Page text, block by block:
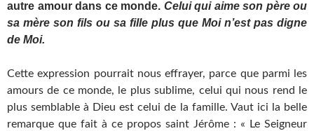
autre amour dans ce monde. Celui qui aime son père ou
sa mère son fils ou sa fille plus que Moi n’est pas digne
de Moi.
Cette expression pourrait nous effrayer, parce que parmi les
amours de ce monde, le plus sublime, celui qui nous rend le
plus semblable à Dieu est celui de la famille. Vaut ici la belle
remarque que fait à ce propos saint Jérôme : « Le Seigneur